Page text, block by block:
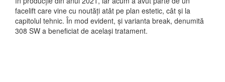
facelift care vine cu noutăți atât pe plan estetic, cât și la
capitolul tehnic. În mod evident, și varianta break, denumită
308 SW a beneficiat de același tratament.